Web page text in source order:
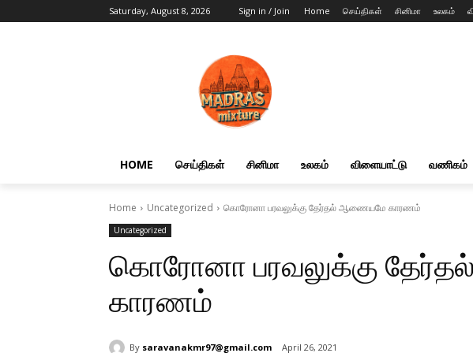
Saturday, August 8, 2026 Sign in / Join Home செய்திகள் சினிமா உலகம்
HOME செய்திகள் சினிமா உலகம் விளையாட்டு வணிகம்
Home Uncategorized கொரோனா பரவலுக்கு தேர்தல் ஆணையமே காரணம்
Uncategorized
கொரோனா பரவலுக்கு
காரணம்
By saravanakmr97@gmail.com April 26, 2021